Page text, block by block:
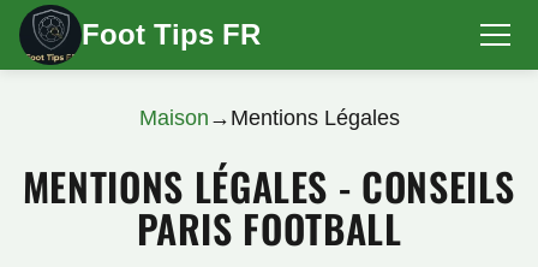
Foot Tips FR
Maison → Mentions Légales
MENTIONS LÉGALES - CONSEILS
PARIS FOOTBALL